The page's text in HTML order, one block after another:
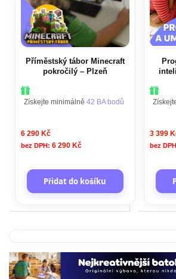
Příměstský tábor Minecraft
pokročilý – Plzeň
Získejte minimálně 42 BA bodů
6 290 Kč
6 290 Kč
Přidat do košíku
3 399